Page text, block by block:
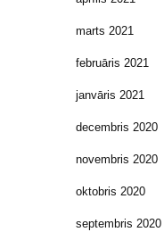
marts 2021
februāris 2021
janvāris 2021
decembris 2020
novembris 2020
oktobris 2020
septembris 2020